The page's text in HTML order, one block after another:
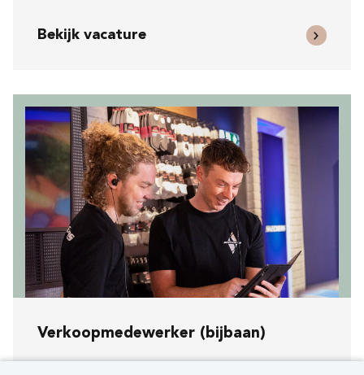
Bekijk vacature
Verkoopmedewerker (bijbaan)